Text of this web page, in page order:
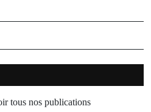
tous nos publications